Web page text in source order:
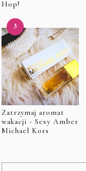
Hop!
Zatrzymaj aromat
wakacji - Sexy Amber
Michael Kors